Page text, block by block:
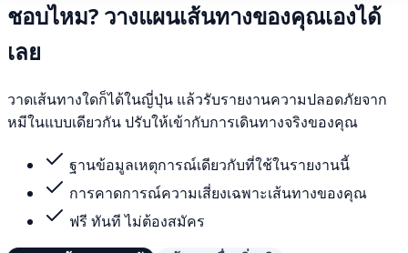
ชอบไหม? วางแผนเส้นทางของคุณเองได้
เลย
วาดเส้นทางใดก็ได้ในญี่ปุ่น แล้วรับรายงานความปลอดภัยจาก
หมีในแบบเดียวกัน ปรับให้เข้ากับการเดินทางจริงของคุณ
ฐานข้อมูลเหตุการณ์เดียวกับที่ใช้ในรายงานนี้
การคาดการณ์ความเสี่ยงเฉพาะเส้นทางของคุณ
ฟรี ทันที ไม่ต้องสมัคร